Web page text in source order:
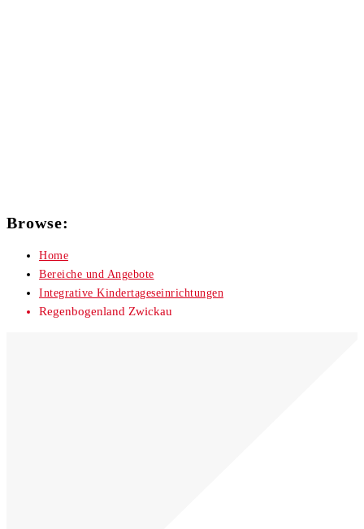
Browse:
Home
Bereiche und Angebote
Integrative Kindertageseinrichtungen
Regenbogenland Zwickau